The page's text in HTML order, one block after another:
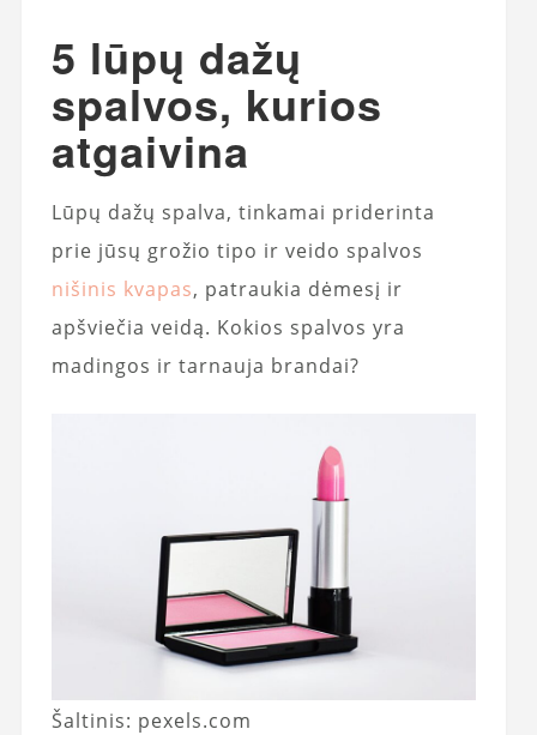
5 lūpų dažų
spalvos, kurios
atgaivina
Lūpų dažų spalva, tinkamai priderinta
prie jūsų grožio tipo ir veido spalvos
nišinis kvapas, patraukia dėmesį ir
apšviečia veidą. Kokios spalvos yra
madingos ir tarnauja brandai?
Šaltinis: pexels.com